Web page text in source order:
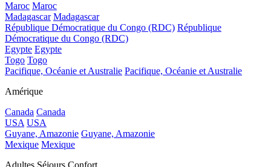
Maroc Maroc
Madagascar Madagascar
République Démocratique du Congo (RDC) République
Démocratique du Congo (RDC)
Egypte Egypte
Togo Togo
Pacifique, Océanie et Australie Pacifique, Océanie et Australie
Amérique
Canada Canada
USA USA
Guyane, Amazonie Guyane, Amazonie
Mexique Mexique